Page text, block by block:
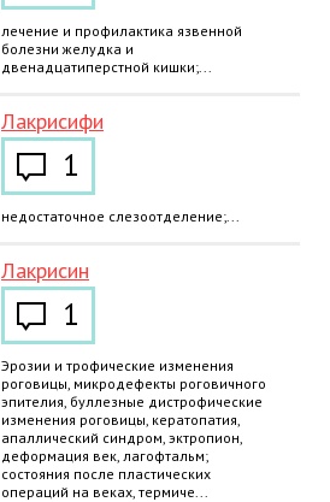
лечение и профилактика язвенной
болезни желудка и
двенадцатиперстной кишки;...
Лакрисифи
1
недостаточное слезоотделение;...
Лакрисин
1
Эрозии и трофические изменения
роговицы, микродефекты роговичного
эпителия, буллезные дистрофические
изменения роговицы, кератопатия,
апаллический синдром, эктропион,
деформация век, лагофтальм;
состояния после пластических
операций на веках, термиче...